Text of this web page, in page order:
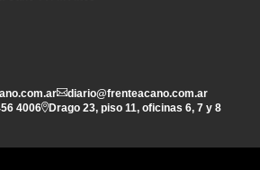
diario@frenteacano.com.ar
4006 Drago 23, piso 11, oficinas 6, 7 y 8